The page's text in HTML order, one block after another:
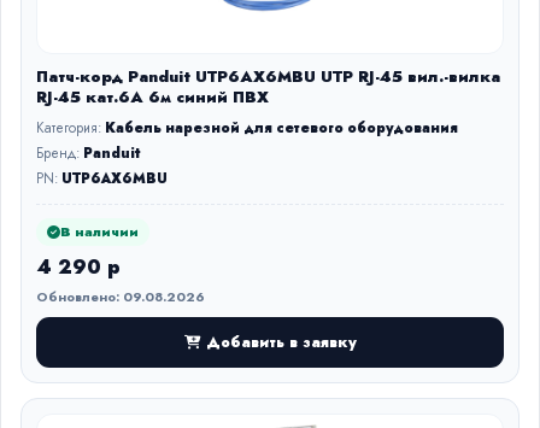
Патч-корд Panduit UTP6AX6MBU UTP RJ-45 вил.-вилка
RJ-45 кат.6A 6м синий ПВХ
Категория: Кабель нарезной для сетевого оборудования
Бренд: Panduit
PN: UTP6AX6MBU
В наличии
4 290 р
Обновлено: 09.08.2026
Добавить в заявку